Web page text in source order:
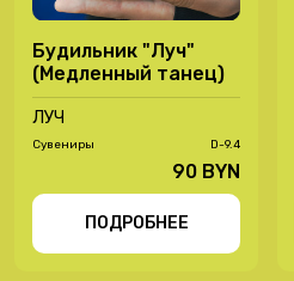
Будильник "Луч"
(Медленный танец)
ЛУЧ
Сувениры D-9.4
90 BYN
ПОДРОБНЕЕ